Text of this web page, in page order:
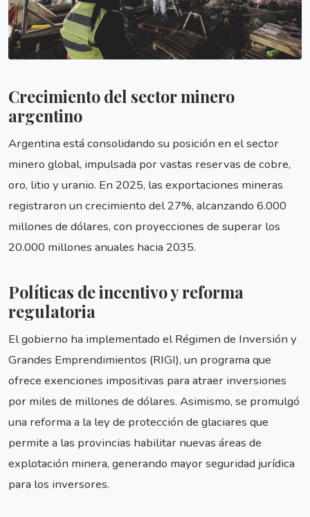
Crecimiento del sector minero
argentino
Argentina está consolidando su posición en el sector
minero global, impulsada por vastas reservas de cobre,
oro, litio y uranio. En 2025, las exportaciones mineras
registraron un crecimiento del 27%, alcanzando 6.000
millones de dólares, con proyecciones de superar los
20.000 millones anuales hacia 2035.
Políticas de incentivo y reforma
regulatoria
El gobierno ha implementado el Régimen de Inversión y
Grandes Emprendimientos (RIGI), un programa que
ofrece exenciones impositivas para atraer inversiones
por miles de millones de dólares. Asimismo, se promulgó
una reforma a la ley de protección de glaciares que
permite a las provincias habilitar nuevas áreas de
explotación minera, generando mayor seguridad jurídica
para los inversores.